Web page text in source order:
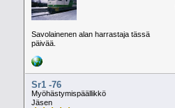
Savolainenen alan harrastaja tässä
päivää.
Sr1 -76
Myöhästymispäällikkö
Jäsen